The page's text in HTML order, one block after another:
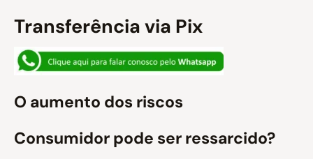
Transferência via Pix
O aumento dos riscos
Consumidor pode ser ressarcido?